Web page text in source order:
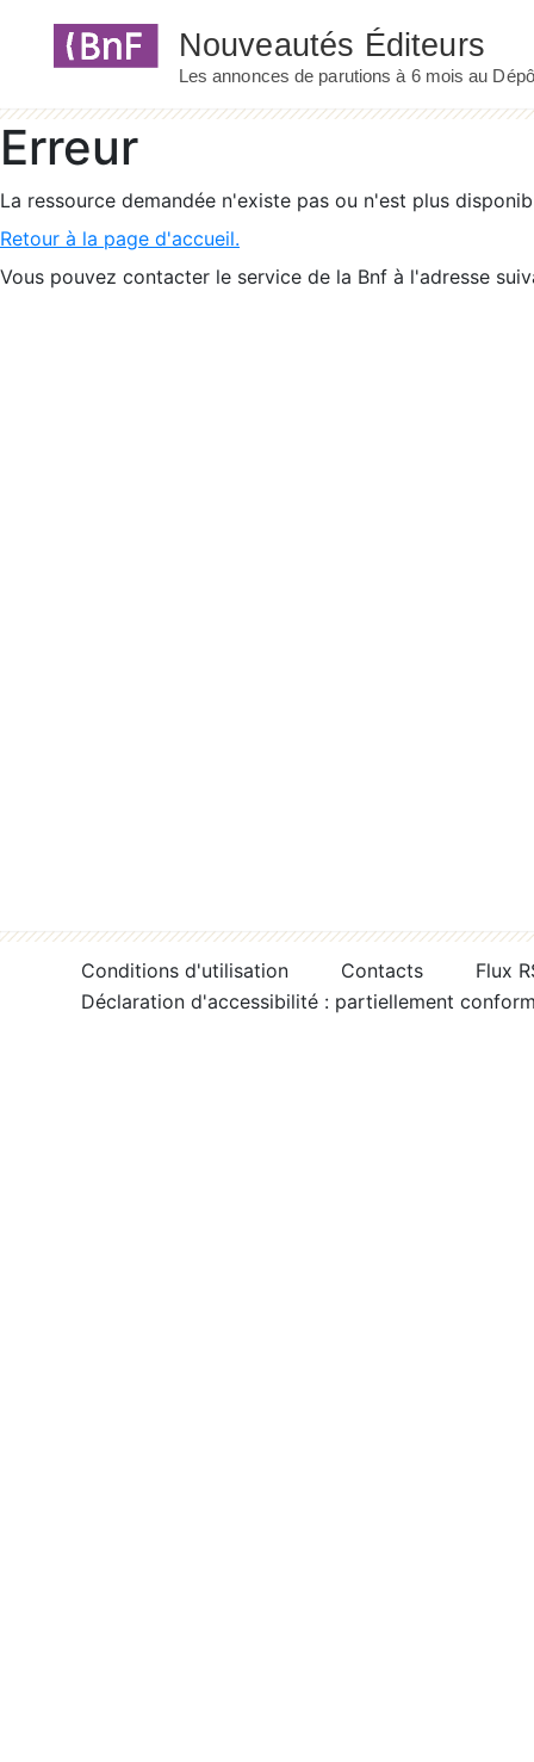
Erreur
La ressource demandée n'existe pas ou n'est plus
Retour à la page d'accueil.
Vous pouvez contacter le service de la Bnf à l'adresse
Conditions d'utilisation Contacts
Flux
Déclaration d'accessibilité : partiellement